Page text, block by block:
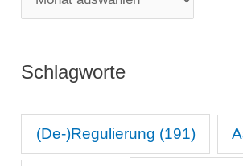
n
o
a
a
Schlagworte
(De-)Regulierung (191)